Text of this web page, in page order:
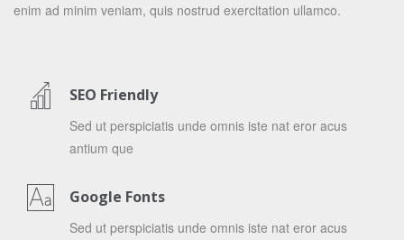
enim ad minim veniam, quis nostrud exercitation ullamco.
SEO Friendly
Sed ut perspiciatis unde omnis iste nat eror acus
antium que
Google Fonts
Sed ut perspiciatis unde omnis iste nat eror acus